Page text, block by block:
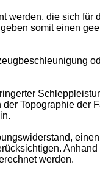
werden, die sich für
somit einen
Topographie der
werden.